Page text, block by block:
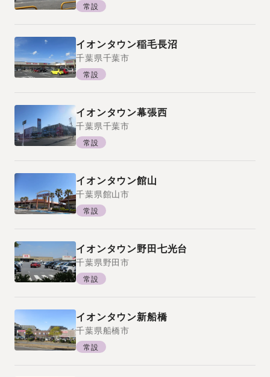
常設
イオンタウン稲毛長沼
千葉県千葉市
常設
イオンタウン幕張西
千葉県千葉市
常設
イオンタウン館山
千葉県館山市
常設
イオンタウン野田七光台
千葉県野田市
常設
イオンタウン新船橋
千葉県船橋市
常設